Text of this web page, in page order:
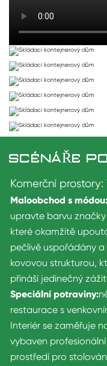
SCÉNÁŘE
Komerční
Maloobchod s módou:
upravte barvu
které okamžitě
pečlivě uspořádány
kovovou strukturou,
přináší jedinečný
Speciální potraviny:
restaurace s
Interiér se zaměřuje
vybaven
prostředí pro